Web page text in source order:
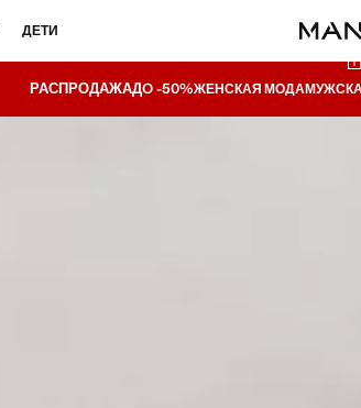
ДЕТИ
РАСПРОДАЖАДO -50%ЖЕНСКАЯ МОДА